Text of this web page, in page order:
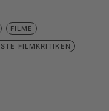
FILME
FILMKRITIKEN